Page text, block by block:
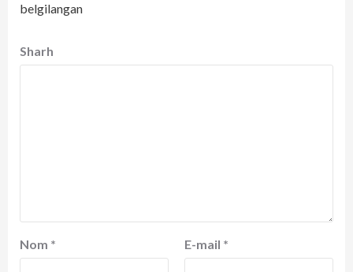
belgilangan
Sharh
Nom * E-mail *